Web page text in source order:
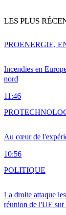
LES PLUS
Incendies en
nord
11:46
PROENERGIE,
Au cœur de
10:56
PRO
La droite attaque
réunion de l'UE sur
POLITIQUE